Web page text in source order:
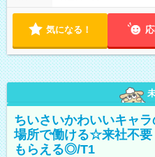
気になる！
ちいさいかわいいキャ
場所で働ける☆来社不要
もらえる◎/T1